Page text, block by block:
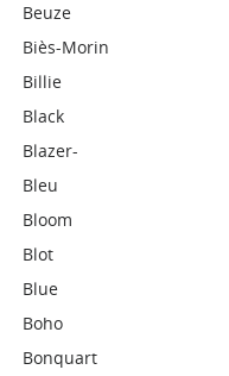
Beuze
Biès-Morin
Billie
Black
Blazer-
Bleu
Bloom
Blot
Blue
Boho
Bonquart